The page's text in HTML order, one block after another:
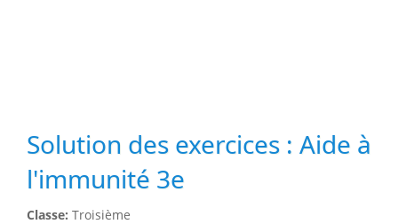
Solution des exercices : Aide à
l'immunité 3e
Classe: Troisième